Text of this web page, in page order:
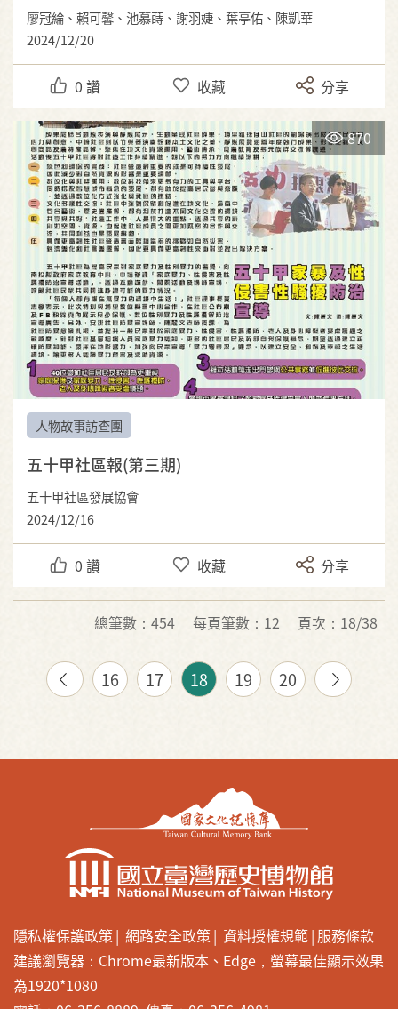
廖冠綸、賴可馨、池慕蒔、謝羽婕、葉亭佑、陳凱華
2024/12/20
0 讚 收藏 分享
870
人物故事訪查團
五十甲社區報(第三期)
五十甲社區發展協會
2024/12/16
0 讚 收藏 分享
總筆數：454 每頁筆數：12 頁次：18/38
16 17 18 19 20
隱私權保護政策 網路安全政策 資料授權規範 服務條款
建議瀏覽器：Chrome最新版本、Edge，螢幕最佳顯示效果
為1920*1080